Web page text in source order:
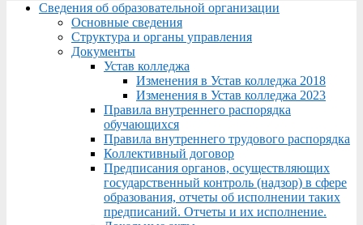
Menu
Сведения об образовательной организации
Основные сведения
Структура и органы управления
Документы
Устав колледжа
Изменения в Устав колледжа 2018
Изменения в Устав колледжа 2023
Правила внутреннего распорядка
обучающихся
Правила внутреннего трудового распорядка
Коллективный договор
Предписания органов, осуществляющих
государственный контроль (надзор) в сфере
образования, отчеты об исполнении таких
предписаний. Отчеты и их исполнение.